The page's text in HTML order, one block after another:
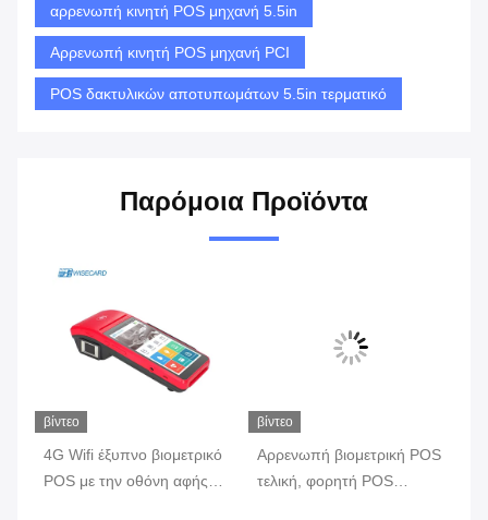
αρρενωπή κινητή POS μηχανή 5.5in
Αρρενωπή κινητή POS μηχανή PCI
POS δακτυλικών αποτυπωμάτων 5.5in τερματικό
Παρόμοια Προϊόντα
βίντεο
4G Wifi έξυπνο βιομετρικό
POS με την οθόνη αφής
βίντεο
Αρρενωπή βιομετρική POS
τελική, φορητή POS